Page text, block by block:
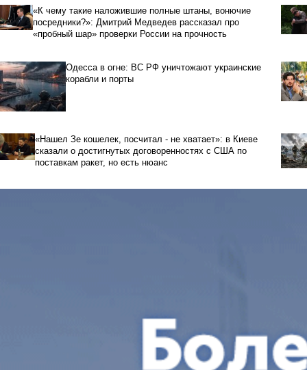
«К чему такие наложившие полные штаны, вонючие
посредники?»: Дмитрий Медведев рассказал про
«пробный шар» проверки России на прочность
Одесса в огне: ВС РФ уничтожают украинские
корабли и порты
«Нашел Зе кошелек, посчитал - не хватает»: в Киеве
сказали о достигнутых договоренностях с США по
поставкам ракет, но есть нюанс